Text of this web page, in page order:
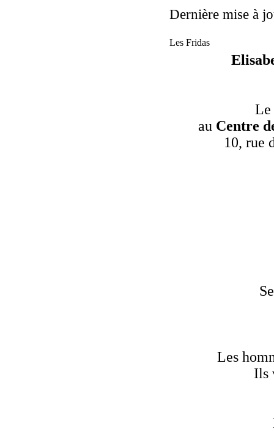
Dernière mise à
Les Fridas
Le
au Centre
10, rue
Les
Ils